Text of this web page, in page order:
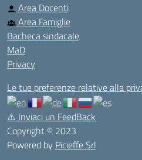
Area Docenti
Area Famiglie
Bacheca sindacale
MaD
Privacy
Le tue preferenze relative alla
⚠️ Inviaci un FeedBack
Copyright © 2023
Powered by Picieffe Srl